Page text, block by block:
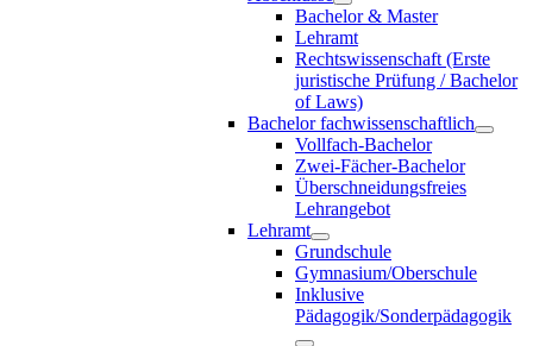
Bachelor & Master
Lehramt
Rechtswissenschaft (Erste
juristische Prüfung / Bachelor
of Laws)
Bachelor fachwissenschaftlich
Vollfach-Bachelor
Zwei-Fächer-Bachelor
Überschneidungsfreies
Lehrangebot
Lehramt
Grundschule
Gymnasium/Oberschule
Inklusive
Pädagogik/Sonderpädagogik